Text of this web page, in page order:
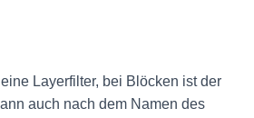
Layerfilter, bei Blöcken ist der
auch nach dem Namen des